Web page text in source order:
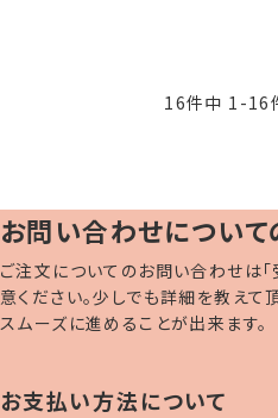
16件中 1 -16
お問い合わせについて
ご注文についてのお問い合わせは「
意ください。少しでも詳細を教えて
スムーズに進めることが出来ます。
お支払い方法について